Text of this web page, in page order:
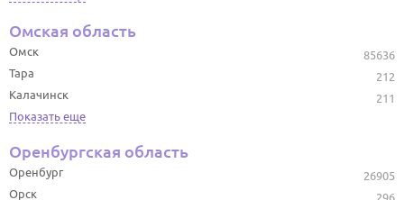
Омская область
85636
Омск
212
Тара
211
Калачинск
Показать еще
Оренбургская область
26905
Оренбург
296
Орск